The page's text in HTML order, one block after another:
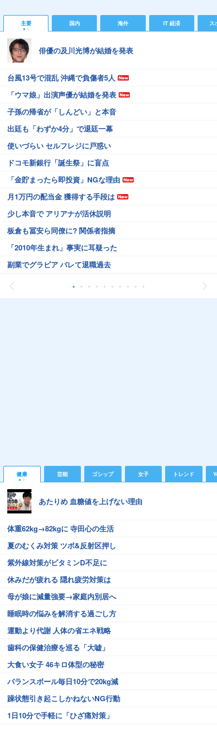
主要 国内 海外 IT 経済 ス
俳優の及川光博が結婚を発表
台風13号で混乱 沖縄で負傷者5人
「ウマ娘」出演声優が結婚を発表
子孫の帰省が「しんどい」と本音
出廷も「わずか4分」で退廷一幕
使いづらい セルフレジに戸惑い
ドコモ新銀行「誕生祭」に盲点
「金貯まったら即投資」NGな理由
月1万円の配当金 獲得する手段は
少し本音で アリアナが活休説明
板倉も冨安ら同僚に? 関係者指摘
「2010年生まれ」事実に耳疑った
副業でグラビア バレて退職過去
健康 芸能 ゴシップ 女子 トレンド
あたりめ 血糖値を上げない理由
体重62kg→82kgに 寺田心の生活
夏のむくみ対策 ツボ&反射区押し
紫外線対策がビタミンD不足に
休みだが疲れる 隠れ疲労対策は
母が娘に減量強要→家庭内別居へ
睡眠時の悩みを解消する過ごし方
運動より代謝 人体の省エネ戦略
歯科の保健治療を巡る「大嘘」
大食い女子 46キロ体型の秘密
バランスボール毎日10分で20kg減
躁状態引き起こしかねないNG行動
1日10分で手軽に「ひざ痛対策」